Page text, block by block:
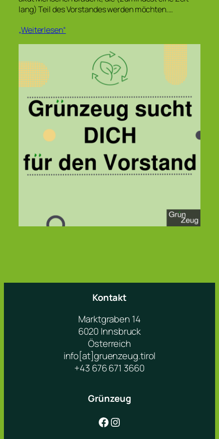
lang) Teil des Vorstandes werden möchten.…
„Weiterlesen“
Kontakt
Marktgraben 14
6020 Innsbruck
Österreich
info[at]gruenzeug.tirol
+43 676 671 3660
Grünzeug
Facebook Instagram